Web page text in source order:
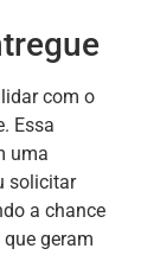
com o
Essa
uma
solicitar
a chance
geram